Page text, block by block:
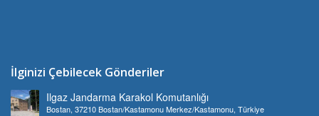
İlginizi Çebilecek Gönderiler
Ilgaz Jandarma Karakol Komutanlığı
Bostan, 37210 Bostan/Kastamonu Merkez/Kastamonu, Türkiye